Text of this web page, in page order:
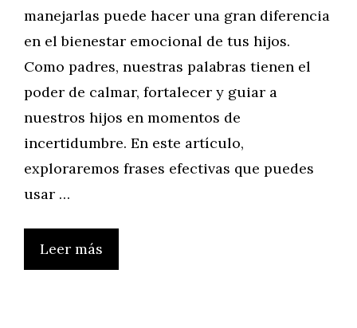
manejarlas puede hacer una gran diferencia
en el bienestar emocional de tus hijos.
Como padres, nuestras palabras tienen el
poder de calmar, fortalecer y guiar a
nuestros hijos en momentos de
incertidumbre. En este artículo,
exploraremos frases efectivas que puedes
usar …
Leer más